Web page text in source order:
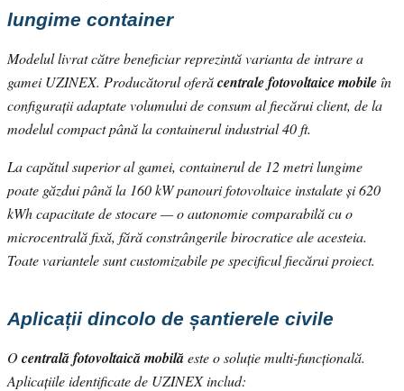
lungime container
Modelul livrat către beneficiar reprezintă varianta de intrare a
gamei UZINEX. Producătorul oferăcentrale fotovoltaice mobileîn
configurații adaptate volumului de consum al fiecărui client, de la
modelul compact până la containerul industrial 40 ft.
La capătul superior al gamei, containerul de 12 metri lungime
poate găzdui până la 160 kW panouri fotovoltaice instalate și 620
kWh capacitate de stocare — o autonomie comparabilă cu o
microcentrală fixă, fără constrângerile birocratice ale acesteia.
Toate variantele sunt customizabile pe specificul fiecărui proiect.
Aplicații dincolo de șantierele civile
Ocentrală fotovoltaică mobilăeste o soluție multi-funcțională.
Aplicațiile identificate de UZINEX includ: